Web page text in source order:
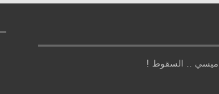
ميسي .. السقوط !